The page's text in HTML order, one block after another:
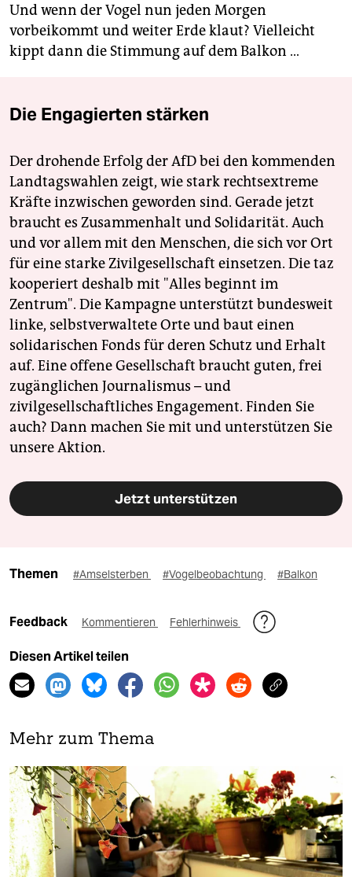
Und wenn der Vogel nun jeden Morgen
vorbeikommt und weiter Erde klaut? Vielleicht
kippt dann die Stimmung auf dem Balkon …
Die Engagierten stärken
Der drohende Erfolg der AfD bei den kommenden
Landtagswahlen zeigt, wie stark rechtsextreme
Kräfte inzwischen geworden sind. Gerade jetzt
braucht es Zusammenhalt und Solidarität. Auch
und vor allem mit den Menschen, die sich vor Ort
für eine starke Zivilgesellschaft einsetzen. Die taz
kooperiert deshalb mit "Alles beginnt im
Zentrum". Die Kampagne unterstützt bundesweit
linke, selbstverwaltete Orte und baut einen
solidarischen Fonds für deren Schutz und Erhalt
auf. Eine offene Gesellschaft braucht guten, frei
zugänglichen Journalismus – und
zivilgesellschaftliches Engagement. Finden Sie
auch? Dann machen Sie mit und unterstützen Sie
unsere Aktion.
Jetzt unterstützen
Themen #Amselsterben #Vogelbeobachtung #Balkon
Feedback Kommentieren Fehlerhinweis
Diesen Artikel teilen
Mehr zum Thema